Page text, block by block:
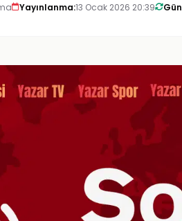
Yayınlanma:13 Ocak 2026 20:39